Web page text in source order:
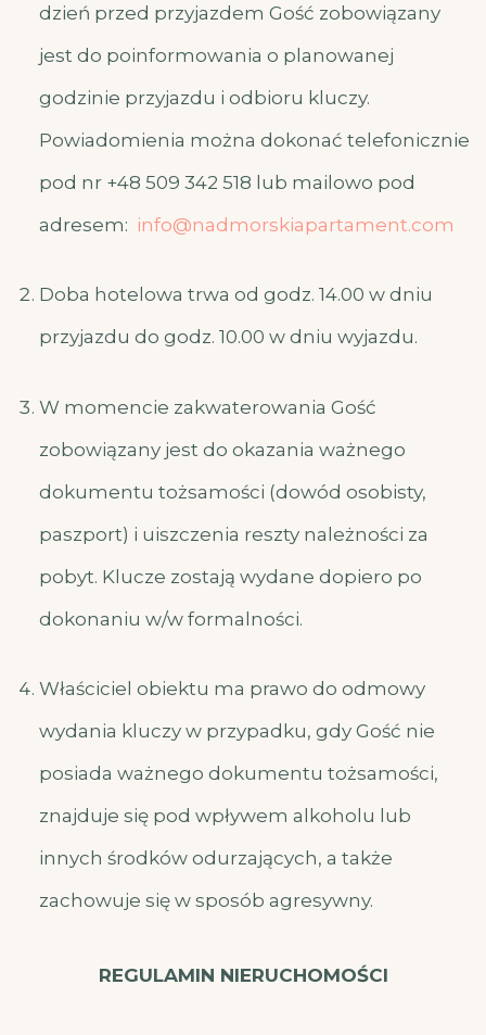
dzień przed przyjazdem Gość zobowiązany
jest do poinformowania o planowanej
godzinie przyjazdu i odbioru kluczy.
Powiadomienia można dokonać telefonicznie
pod nr +48 509 342 518 lub mailowo pod
adresem: info@nadmorskiapartament.com
Doba hotelowa trwa od godz. 14.00 w dniu
przyjazdu do godz. 10.00 w dniu wyjazdu.
W momencie zakwaterowania Gość
zobowiązany jest do okazania ważnego
dokumentu tożsamości (dowód osobisty,
paszport) i uiszczenia reszty należności za
pobyt. Klucze zostają wydane dopiero po
dokonaniu w/w formalności.
Właściciel obiektu ma prawo do odmowy
wydania kluczy w przypadku, gdy Gość nie
posiada ważnego dokumentu tożsamości,
znajduje się pod wpływem alkoholu lub
innych środków odurzających, a także
zachowuje się w sposób agresywny.
REGULAMIN NIERUCHOMOŚCI